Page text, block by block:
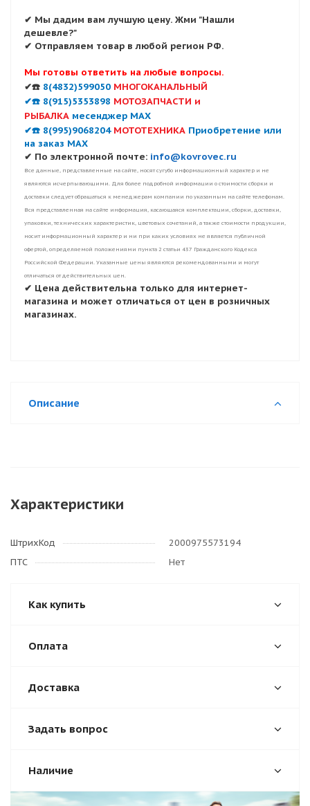
✔ Мы дадим вам лучшую цену. Жми "Нашли
дешевле?"
✔ Отправляем товар в любой регион РФ.
Мы готовы ответить на любые вопросы.
✔☎️ 8(4832)599050 МНОГОКАНАЛЬНЫЙ
✔☎️ 8(915)5353898 МОТОЗАПЧАСТИ и
РЫБАЛКА месенджер MAX
✔☎️ 8(995)9068204 МОТОТЕХНИКА Приобретение или
на заказ MAX
✔ По электронной почте: info@kovrovec.ru
Все данные, представленные на сайте, носят сугубо информационный характер и не
являются исчерпывающими. Для более подробной информации о стоимости сборки и
доставки следует обращаться к менеджерам компании по указанным на сайте телефонам.
Вся представленная на сайте информация, касающаяся комплектации, сборки, доставки,
упаковки, технических характеристик, цветовых сочетаний, а также стоимости продукции,
носит информационный характер и ни при каких условиях не является публичной
офертой, определяемой положениями пункта 2 статьи 437 Гражданского Кодекса
Российской Федерации. Указанные цены являются рекомендованными и могут
отличаться от действительных цен.
✔ Цена действительна только для интернет-
магазина и может отличаться от цен в розничных
магазинах.
Описание
Характеристики
ШтрихКод
2000975573194
ПТС
Нет
Как купить
Оплата
Доставка
Задать вопрос
Наличие